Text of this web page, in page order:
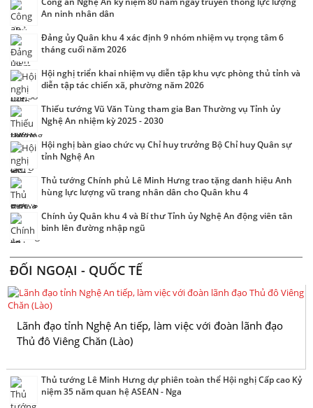
An ninh nhân dân
Đảng ủy Quân khu 4 xác định 9 nhóm nhiệm vụ trọng tâm 6
tháng cuối năm 2026
Hội nghị triển khai nhiệm vụ diễn tập khu vực phòng thủ tỉnh và
diễn tập tác chiến xã, phường năm 2026
Thiếu tướng Vũ Văn Tùng tham gia Ban Thường vụ Tỉnh ủy
Nghệ An nhiệm kỳ 2025 - 2030
Hội nghị bàn giao chức vụ Chỉ huy trưởng Bộ Chỉ huy Quân sự
tỉnh Nghệ An
Thủ tướng Chính phủ Lê Minh Hưng trao tặng danh hiệu Anh
hùng lực lượng vũ trang nhân dân cho Quân khu 4
Chính ủy Quân khu 4 và Bí thư Tỉnh ủy Nghệ An động viên tân
binh lên đường nhập ngũ
ĐỐI NGOẠI - QUỐC TẾ
Lãnh đạo tỉnh Nghệ An tiếp, làm việc với đoàn lãnh đạo
Thủ đô Viêng Chăn (Lào)
Thủ tướng Lê Minh Hưng dự phiên toàn thể Hội nghị Cấp cao Kỷ
niệm 35 năm quan hệ ASEAN - Nga